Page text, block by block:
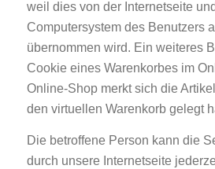
weil dies von der Internetseite
Computersystem des Benutzers
übernommen wird. Ein weiteres
Cookie eines Warenkorbes im
Online-Shop merkt sich die
den virtuellen Warenkorb gelegt
Die betroffene Person kann die
durch unsere Internetseite